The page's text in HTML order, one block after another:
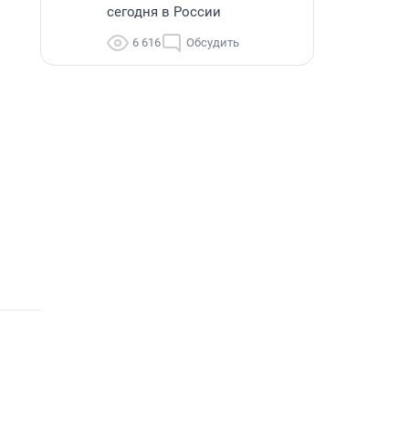
сегодня в России
6 616 Обсудить